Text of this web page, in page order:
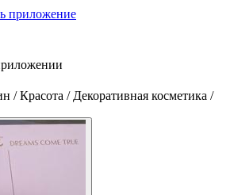
приложение
/Красота / Декоративная косметика /